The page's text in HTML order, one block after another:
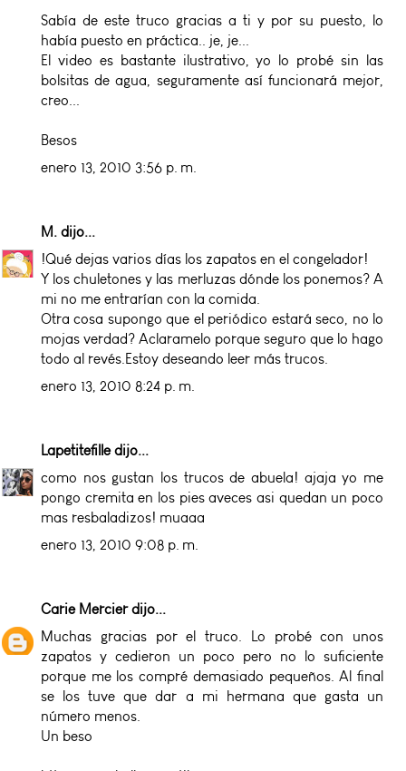
Sabía de este truco gracias a ti y por su puesto, lo
había puesto en práctica.. je, je...
El video es bastante ilustrativo, yo lo probé sin las
bolsitas de agua, seguramente así funcionará mejor,
creo...
Besos
enero 13, 2010 3:56 p. m.
M. dijo...
!Qué dejas varios días los zapatos en el congelador!
Y los chuletones y las merluzas dónde los ponemos? A
mi no me entrarían con la comida.
Otra cosa supongo que el periódico estará seco, no lo
mojas verdad? Aclaramelo porque seguro que lo hago
todo al revés.Estoy deseando leer más trucos.
enero 13, 2010 8:24 p. m.
Lapetitefilledijo...
como nos gustan los trucos de abuela! ajaja yo me
pongo cremita en los pies aveces asi quedan un poco
mas resbaladizos! muaaa
enero 13, 2010 9:08 p. m.
Carie Mercierdijo...
Muchas gracias por el truco. Lo probé con unos
zapatos y cedieron un poco pero no lo suficiente
porque me los compré demasiado pequeños. Al final
se los tuve que dar a mi hermana que gasta un
número menos.
Un beso